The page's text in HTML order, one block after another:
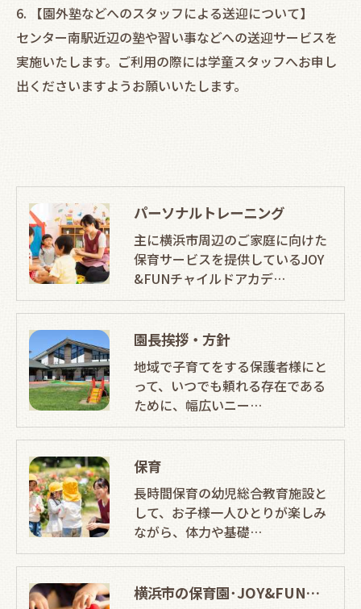
6. 【園外塾などへのスタッフによる送迎について】
センター南駅近辺の塾や習い事などへの送迎サービスを
実施いたします。ご利用の際には学童スタッフへお申し
出くださいますようお願いいたします。
パーソナルトレーニング
主に横浜市周辺のご家庭に向けた
保育サービスを提供しているJOY
&FUNチャイルドアカデ…
園長挨拶・方針
地域で子育てをする保護者様にと
って、いつでも頼れる存在である
ために、幅広いニー…
保育
長時間保育の幼児総合教育施設と
して、お子様一人ひとりが楽しみ
ながら、体力や基礎…
横浜市の保育園･JOY&FUNチャイルドアカデミーの口コミ情報